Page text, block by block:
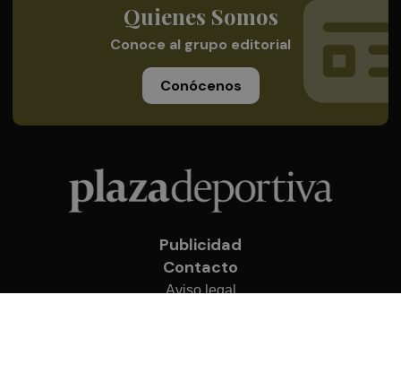
Quienes Somos
Conoce al grupo editorial
Conócenos
Publicidad
Contacto
Aviso legal